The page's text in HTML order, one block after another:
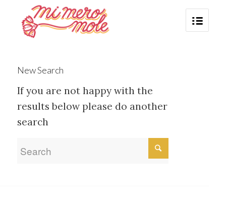
New Search
If you are not happy with the
results below please do another
search